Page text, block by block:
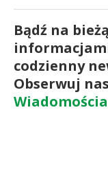
Bądź na
codzienny
Obserwuj